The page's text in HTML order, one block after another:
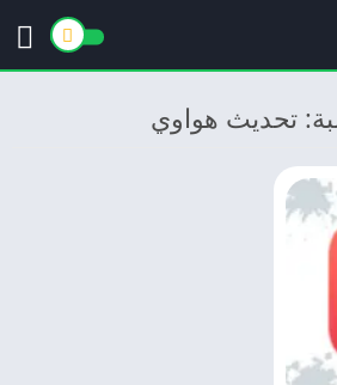
تحديث هواوي